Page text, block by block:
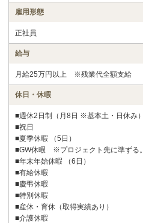
雇用形態
正社員
給与
月給25万円以上 ※残業代全額支給
休日・休暇
■週休2日制（月8日 ※基本土・日休み）
■祝日
■夏季休暇 （5日）
■GW休暇 ※プロジェクト先に準ずる。
■年末年始休暇 （6日）
■有給休暇
■慶弔休暇
■特別休暇
■産休・育休（取得実績あり）
■介護休暇